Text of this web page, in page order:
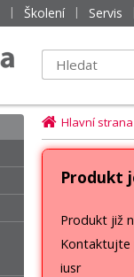
Školení Servis
Hlavní strana
Produkt
Produkt již
Kontaktujte
iusr